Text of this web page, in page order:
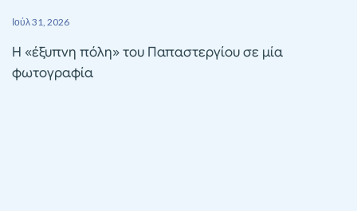
Ιούλ 31, 2026
Η «έξυπνη πόλη» του Παπαστεργίου σε μία
φωτογραφία